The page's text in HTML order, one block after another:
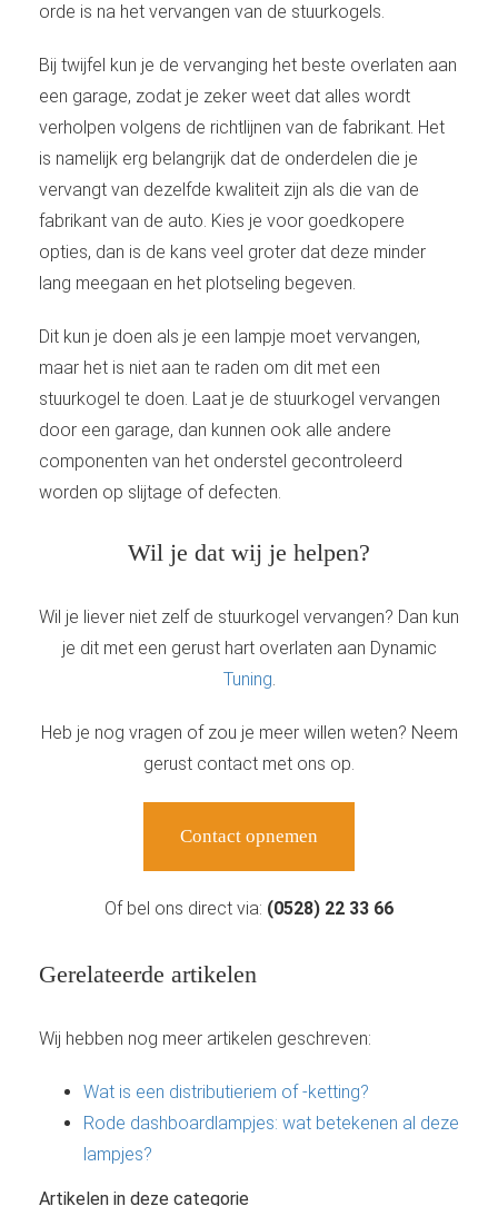
orde is na het vervangen van de stuurkogels.
Bij twijfel kun je de vervanging het beste overlaten aan
een garage, zodat je zeker weet dat alles wordt
verholpen volgens de richtlijnen van de fabrikant. Het
is namelijk erg belangrijk dat de onderdelen die je
vervangt van dezelfde kwaliteit zijn als die van de
fabrikant van de auto. Kies je voor goedkopere
opties, dan is de kans veel groter dat deze minder
lang meegaan en het plotseling begeven.
Dit kun je doen als je een lampje moet vervangen,
maar het is niet aan te raden om dit met een
stuurkogel te doen. Laat je de stuurkogel vervangen
door een garage, dan kunnen ook alle andere
componenten van het onderstel gecontroleerd
worden op slijtage of defecten.
Wil je dat wij je helpen?
Wil je liever niet zelf de stuurkogel vervangen? Dan kun
je dit met een gerust hart overlaten aan Dynamic
Tuning.
Heb je nog vragen of zou je meer willen weten? Neem
gerust contact met ons op.
Contact opnemen
Of bel ons direct via: (0528) 22 33 66
Gerelateerde artikelen
Wij hebben nog meer artikelen geschreven:
Wat is een distributieriem of -ketting?
Rode dashboardlampjes: wat betekenen al deze
lampjes?
Artikelen in deze categorie